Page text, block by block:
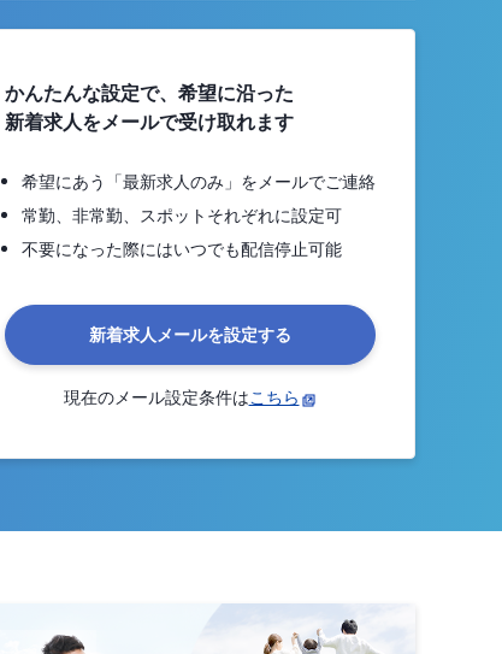
かんたんな設定で、希望に沿った
新着求人をメールで受け取れます
希望にあう「最新求人のみ」をメールでご連絡
常勤、非常勤、スポットそれぞれに設定可
不要になった際にはいつでも配信停止可能
新着求人メールを設定する
現在のメール設定条件はこちら